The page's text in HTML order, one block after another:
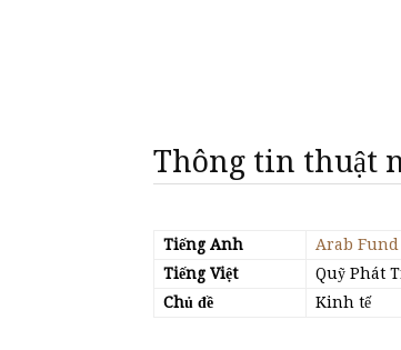
Thông tin thuật
Tiếng Anh
Arab Fund
Tiếng Việt
Quỹ Phát
Chủ đề
Kinh tế